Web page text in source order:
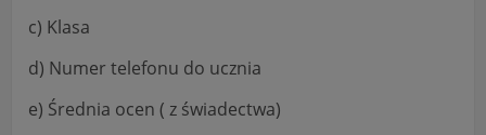
c) Klasa
d) Numer telefonu do ucznia
e) Średnia ocen ( z świadectwa)